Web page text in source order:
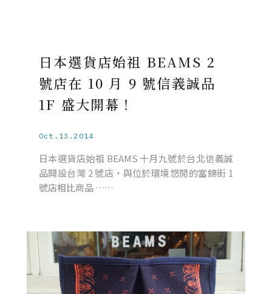
日本選貨店始祖 BEAMS 2
號店在 10 月 9 號信義誠品
1F 盛大開幕！
Oct.13.2014
日本選貨店始祖 BEAMS 十月九號於台北信義誠
品開設台灣 2 號店，與位於環境悠閒的富錦街 1
號店相比商品 ……